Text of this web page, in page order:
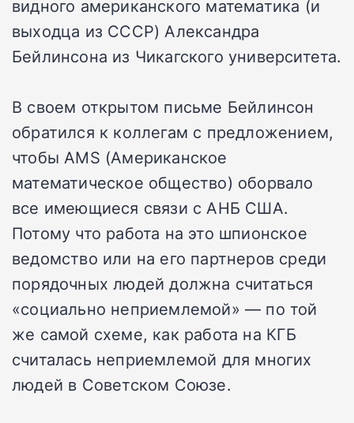
видного американского математика (и
выходца из СССР) Александра
Бейлинсона из Чикагского университета.
В своем открытом письме Бейлинсон
обратился к коллегам с предложением,
чтобы AMS (Американское
математическое общество) оборвало
все имеющиеся связи с АНБ США.
Потому что работа на это шпионское
ведомство или на его партнеров среди
порядочных людей должна считаться
«социально неприемлемой» — по той
же самой схеме, как работа на КГБ
считалась неприемлемой для многих
людей в Советском Союзе.